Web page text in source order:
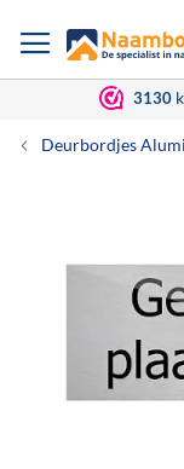
naar
3130
Deurbordjes